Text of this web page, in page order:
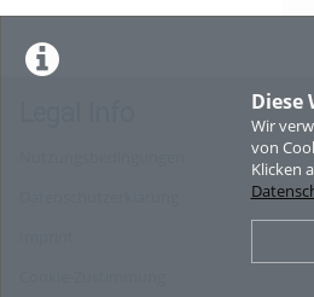
Diese
Wir
von
Klicken